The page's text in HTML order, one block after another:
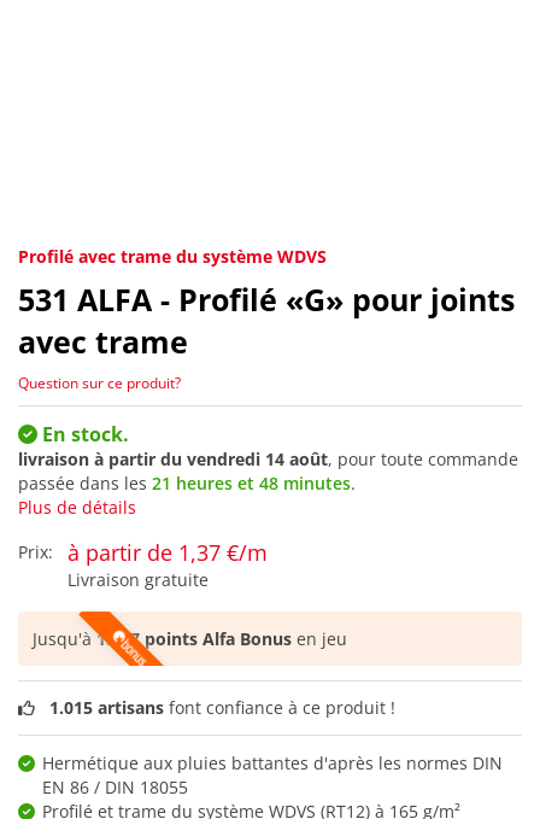
Profilé avec trame du système WDVS
531 ALFA - Profilé «G» pour joints
avec trame
Question sur ce produit?
En stock.
livraison à partir du vendredi 14 août, pour toute commande
passée dans les 21 heures et 48 minutes.
Plus de détails
Prix:
à partir de 1,37 €/m
Livraison gratuite
Jusqu'à1.047 points Alfa Bonus en jeu
1.015 artisans font confiance à ce produit !
Hermétique aux pluies battantes d'après les normes DIN
EN 86 / DIN 18055
Profilé et trame du système WDVS (RT12) à 165 g/m²